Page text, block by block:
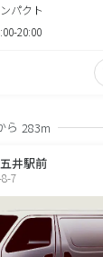
パクト
20:00
ら 283m
井駅前
7